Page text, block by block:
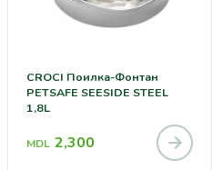
CROCI Поилка-Фонтан
PETSAFE SEESIDE STEEL
1,8L
MDL 2,300